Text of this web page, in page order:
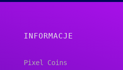
Linki w stopce
INFORMACJE
Pixel Coins